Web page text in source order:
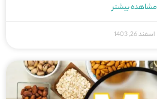
مشاهده بیشتر
اسفند 26, 1403